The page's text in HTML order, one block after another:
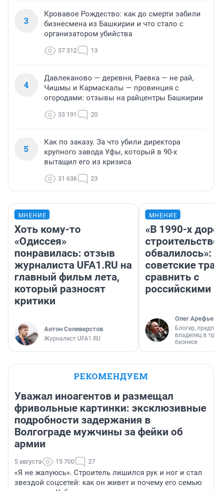
3
Кровавое Рождество: как до смерти забили
бизнесмена из Башкирии и что стало с
организатором убийства
37 312 13
4
Давлеканово — деревня, Раевка — не рай,
Чишмы и Кармаскалы — провинция с
огородами: отзывы на райцентры Башкирии
33 191 20
5
Как по заказу. За что убили директора
крупного завода Уфы, который в 90-х
вытащил его из кризиса
31 636 23
МНЕНИЕ
Хоть кому-то
«Одиссея»
понравилась: отзыв
журналиста UFA1.RU на
главный фильм лета,
который разносят
критики
Антон Селиверстов
Журналист UFA1.RU
МНЕНИЕ
«В 1990-х
строительство
обвалилось»:
советские
сравнить с
российскими
Олег Арефьев
Блогер,
владелец в
бизнесе
РЕКОМЕНДУЕМ
Уважал иноагентов и размещал
фривольные картинки: эксклюзивные
подробности задержания в
Волгограде мужчины за фейки об
армии
5 августа 15 700 27
«Я не жалуюсь». Строитель лишился рук и ног и стал
звездой соцсетей: как он живет и почему его семью